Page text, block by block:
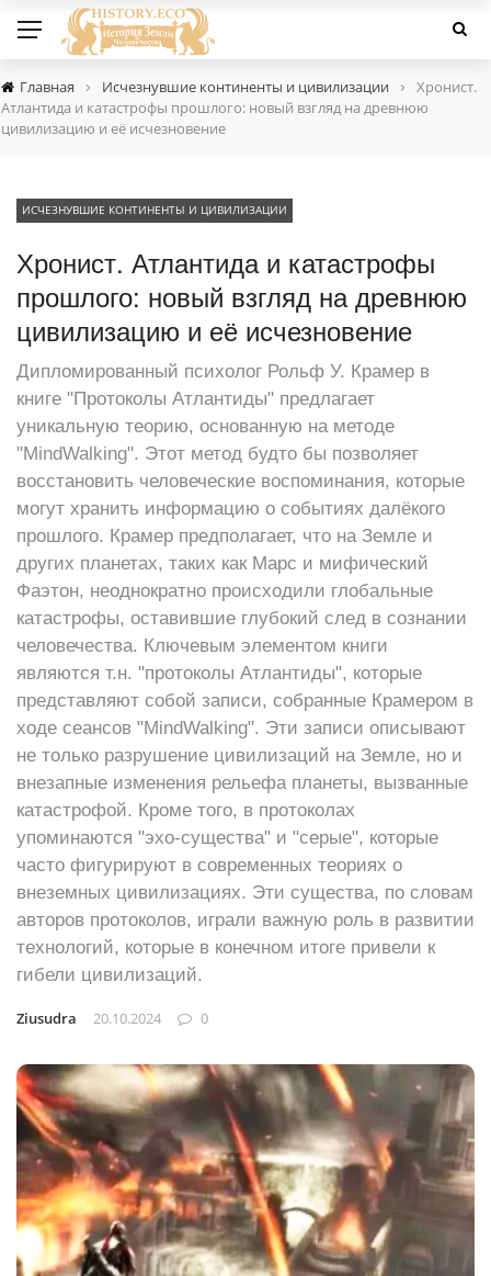
Главная › Исчезнувшие континенты и цивилизации ›
Хронист.
Атлантида и катастрофы прошлого: новый взгляд на древнюю
цивилизацию и её исчезновение
ИСЧЕЗНУВШИЕ КОНТИНЕНТЫ И ЦИВИЛИЗАЦИИ
Хронист. Атлантида и катастрофы
прошлого: новый взгляд на древнюю
цивилизацию и её исчезновение
Дипломированный психолог Рольф У. Крамер в
книге "Протоколы Атлантиды" предлагает
уникальную теорию, основанную на методе
"MindWalking". Этот метод будто бы позволяет
восстановить человеческие воспоминания, которые
могут хранить информацию о событиях далёкого
прошлого. Крамер предполагает, что на Земле и
других планетах, таких как Марс и мифический
Фаэтон, неоднократно происходили глобальные
катастрофы, оставившие глубокий след в сознании
человечества. Ключевым элементом книги
являются т.н. "протоколы Атлантиды", которые
представляют собой записи, собранные Крамером в
ходе сеансов "MindWalking". Эти записи описывают
не только разрушение цивилизаций на Земле, но и
внезапные изменения рельефа планеты, вызванные
катастрофой. Кроме того, в протоколах
упоминаются "эхо-существа" и "серые", которые
часто фигурируют в современных теориях о
внеземных цивилизациях. Эти существа, по словам
авторов протоколов, играли важную роль в развитии
технологий, которые в конечном итоге привели к
гибели цивилизаций.
Ziusudra 20.10.2024 0